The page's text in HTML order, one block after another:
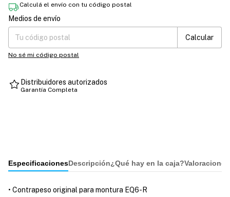
Calculá el envío con tu código postal
Entregas para el CP:
Medios de envío
Calcular
No sé mi código postal
Distribuidores autorizados
Garantía Completa
EspecificacionesDescripción¿Qué hay en la caja?
• Contrapeso original para montura EQ6-R